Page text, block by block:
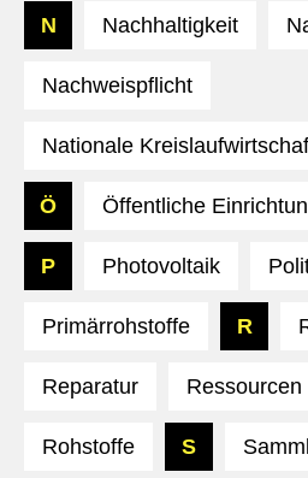
N Nachhaltigkeit
Nachweispflicht
Nationale
Ö Öffentliche
P Photovoltaik
Primärrohstoffe R
Reparatur Ressourcen
Rohstoffe S